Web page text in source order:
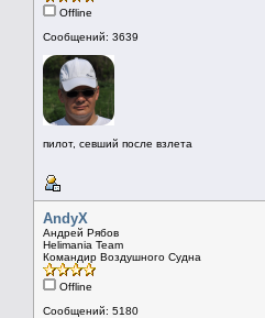
Offline
Сообщений: 3639
пилот, севший после взлета
AndyX
Андрей Рябов
Helimania Team
Командир Воздушного Судна
Offline
Сообщений: 5180